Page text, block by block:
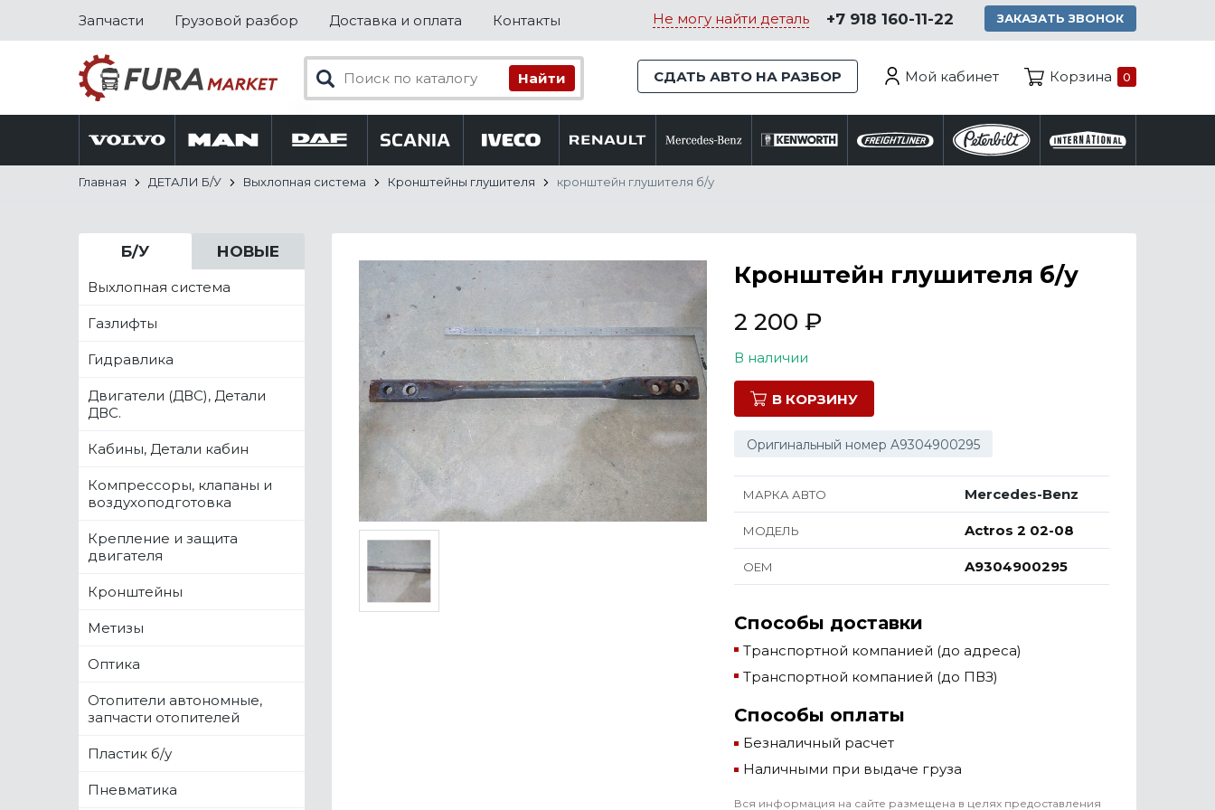
Запчасти Грузовой разбор Доставка и оплата Контакты Не могу найти деталь +7 918 160-11-22 ЗАКАЗАТЬ ЗВОНОК
СДАТЬ АВТО НА РАЗБОР Мой кабинет Корзина 0
Главная ДЕТАЛИ Б/У Выхлопная система Кронштейны глушителя кронштейн глушителя б/у
Б/У НОВЫЕ
Выхлопная система
Газлифты
Гидравлика
Двигатели (ДВС), Детали
ДВС.
Кабины, Детали кабин
Компрессоры, клапаны и
воздухоподготовка
Крепление и защита
двигателя
Кронштейны
Метизы
Оптика
Отопители автономные,
запчасти отопителей
Пластик б/у
Пневматика
Кронштейн глушителя б/у
2 200 ₽
В наличии
В КОРЗИНУ
Оригинальный номер A9304900295
МАРКА АВТО Mercedes-Benz
МОДЕЛЬ Actros 2 02-08
ОЕМ A9304900295
Способы доставки
Транспортной компанией (до адреса)
Транспортной компанией (до ПВЗ)
Способы оплаты
Безналичный расчет
Наличными при выдаче груза
Вся информация на сайте размещена в целях предоставления